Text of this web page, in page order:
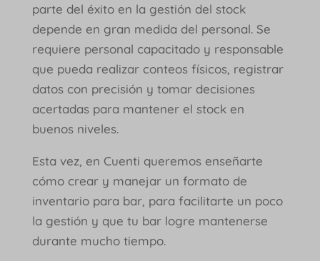
parte del éxito en la gestión del stock
depende en gran medida del personal. Se
requiere personal capacitado y responsable
que pueda realizar conteos físicos, registrar
datos con precisión y tomar decisiones
acertadas para mantener el stock en
buenos niveles.
Esta vez, en Cuenti queremos enseñarte
cómo crear y manejar un formato de
inventario para bar, para facilitarte un poco
la gestión y que tu bar logre mantenerse
durante mucho tiempo.